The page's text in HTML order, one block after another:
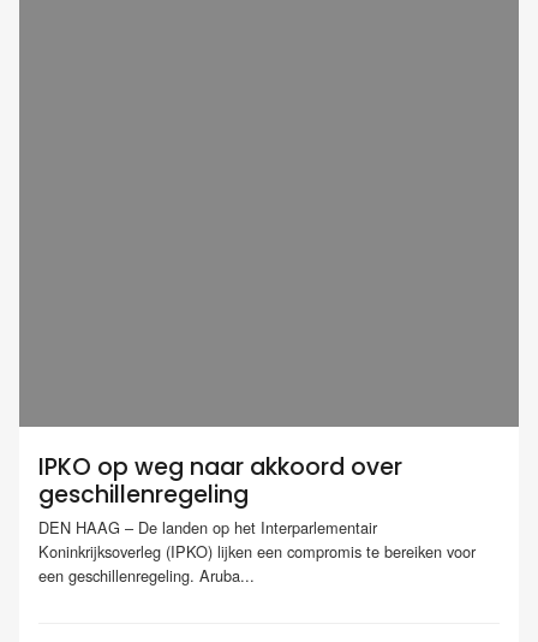
IPKO op weg naar akkoord over
geschillenregeling
DEN HAAG – De landen op het Interparlementair
Koninkrijksoverleg (IPKO) lijken een compromis te bereiken voor
een geschillenregeling. Aruba...